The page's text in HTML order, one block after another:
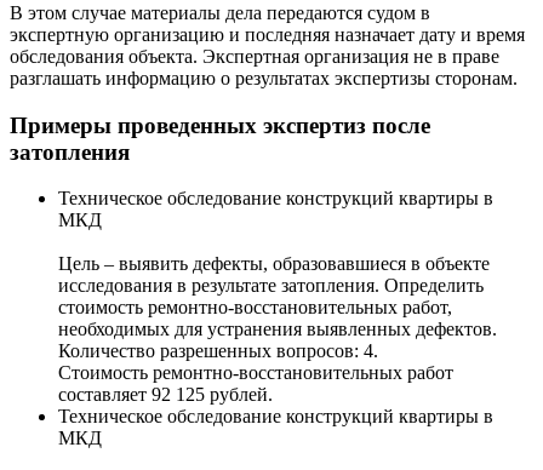
В этом случае материалы дела передаются судом в
экспертную организацию и последняя назначает дату и время
обследования объекта. Экспертная организация не в праве
разглашать информацию о результатах экспертизы сторонам.
Примеры проведенных экспертиз после
затопления
Техническое обследование конструкций квартиры в
МКД
Цель – выявить дефекты, образовавшиеся в объекте
исследования в результате затопления. Определить
стоимость ремонтно-восстановительных работ,
необходимых для устранения выявленных дефектов.
Количество разрешенных вопросов: 4.
Стоимость ремонтно-восстановительных работ
составляет 92 125 рублей.
Техническое обследование конструкций квартиры в
МКД